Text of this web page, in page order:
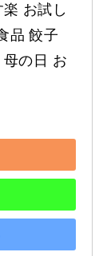
お試し
品 餃子
の日 お